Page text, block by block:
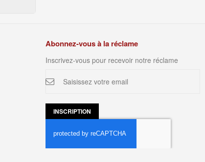
Abonnez-vous à la réclame
Inscrivez-vous pour recevoir notre réclame
à
:
INSCRIPTION